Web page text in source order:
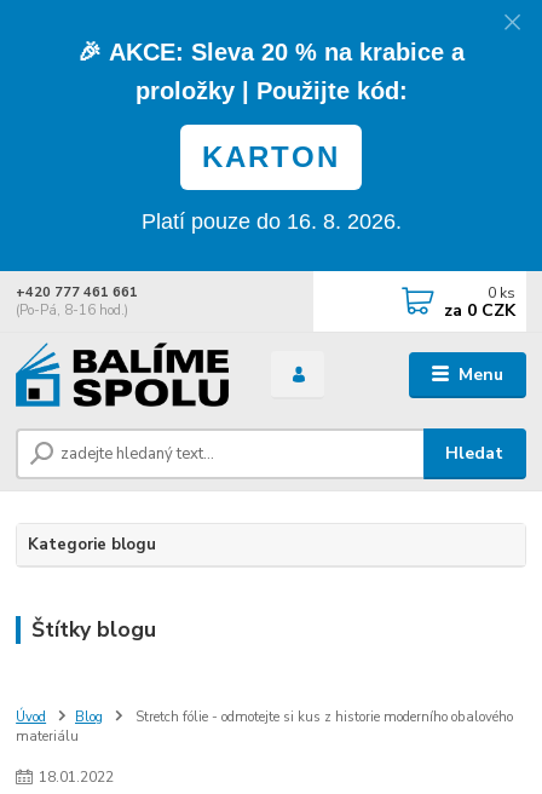
🎉 AKCE: Sleva 20 % na krabice a
proložky| Použijte kód:
KARTON
Platí pouze do 16. 8. 2026.
Menu
Hledat
+420 777 461 661
(Po-Pá, 8-16 hod.)
0 ks
za 0 CZK
Kategorie blogu
Štítky blogu
Úvod Blog
Stretch fólie - odmotejte si kus z historie moderního obalového
materiálu
18.01.2022